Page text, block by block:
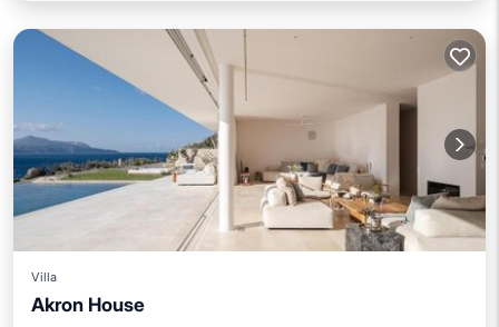
Villa
Akron HouseEstación de carga para vehículos eléctricos